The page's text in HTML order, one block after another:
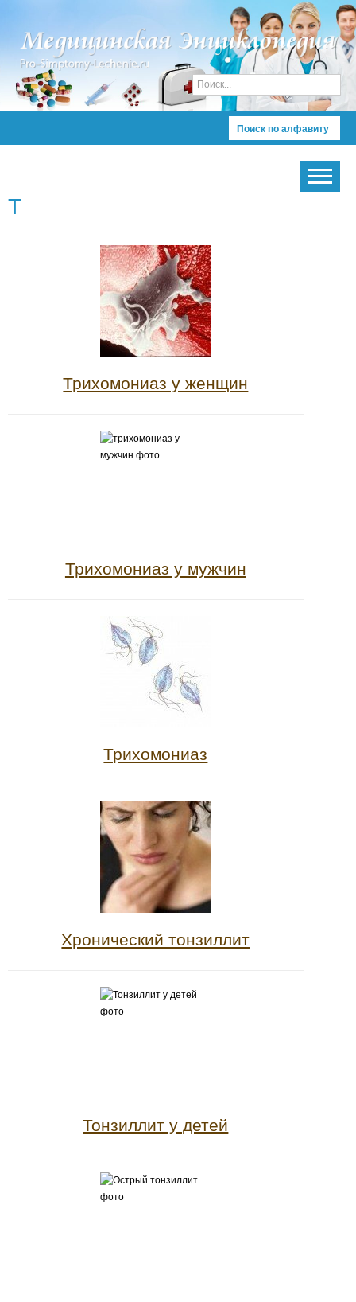
Поиск по алфавиту
Т
Трихомониаз у женщин
Трихомониаз у мужчин
Трихомониаз
Хронический тонзиллит
Тонзиллит у детей